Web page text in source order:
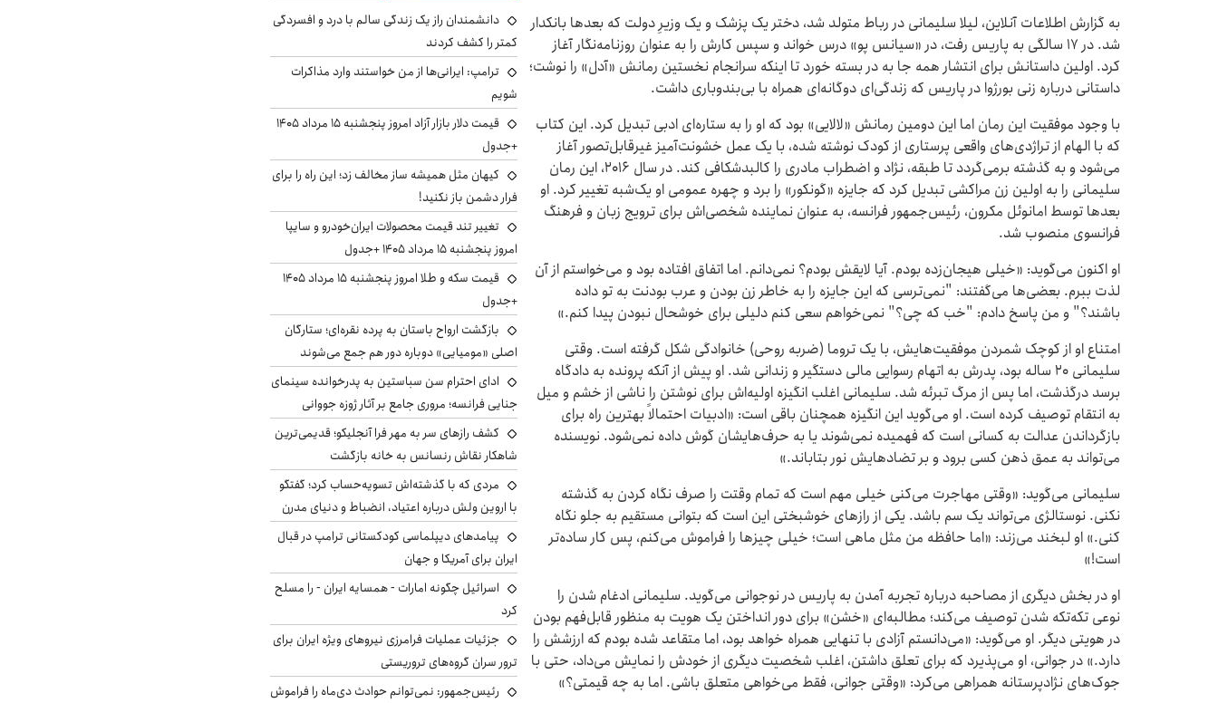
به گزارش اطلاعات آنلاین، لیلا سلیمانی در رباط متولد شد، دختر یک پزشک و یک وزیرِ دولت که بعدها بانکدار
شد. در ۱۷ سالگی به پاریس رفت، در «سیانس پو» درس خواند و سپس کارش را به عنوان روزنامه‌نگار آغاز
کرد. اولین داستانش برای انتشار همه جا به در بسته خورد تا اینکه سرانجام نخستین رمانش «آدل» را نوشت؛
داستانی درباره زنی بورژوا در پاریس که زندگی‌ای دوگانه‌ای همراه با بی‌بندوباری داشت.
با وجود موفقیت این رمان اما این دومین رمانش «لالایی» بود که او را به ستاره‌ای ادبی تبدیل کرد. این کتاب
که با الهام از تراژدی‌های واقعی پرستاری از کودک نوشته شده، با یک عمل خشونت‌آمیز غیرقابل‌تصور آغاز
می‌شود و به گذشته برمی‌گردد تا طبقه، نژاد و اضطراب مادری را کالبدشکافی کند. در سال ۲۰۱۶، این رمان
سلیمانی را به اولین زن مراکشی تبدیل کرد که جایزه «گونکور» را برد و چهره عمومی او یک‌شبه تغییر کرد. او
بعدها توسط امانوئل مکرون، رئیس‌جمهور فرانسه، به عنوان نماینده شخصی‌اش برای ترویج زبان و فرهنگ
فرانسوی منصوب شد.
او اکنون می‌گوید: «خیلی هیجان‌زده بودم. آیا لایقش بودم؟ نمی‌دانم. اما اتفاق افتاده بود و می‌خواستم از آن
لذت ببرم. بعضی‌ها می‌گفتند: "نمی‌ترسی که این جایزه را به خاطر زن بودن و عرب بودنت به تو داده
باشند؟" و من پاسخ دادم: "خب که چی؟" نمی‌خواهم سعی کنم دلیلی برای خوشحال نبودن پیدا کنم.»
امتناع او از کوچک شمردن موفقیت‌هایش، با یک تروما (ضربه روحی) خانوادگی شکل گرفته است. وقتی
سلیمانی ۲۰ ساله بود، پدرش به اتهام رسوایی مالی دستگیر و زندانی شد. او پیش از آنکه پرونده به دادگاه
برسد درگذشت، اما پس از مرگ تبرئه شد. سلیمانی اغلب انگیزه اولیه‌اش برای نوشتن را ناشی از خشم و میل
به انتقام توصیف کرده است. او می‌گوید این انگیزه همچنان باقی است: «ادبیات احتمالاً بهترین راه برای
بازگرداندن عدالت به کسانی است که فهمیده نمی‌شوند یا به حرف‌هایشان گوش داده نمی‌شود. نویسنده
می‌تواند به عمق ذهن کسی برود و بر تضادهایش نور بتاباند.»
سلیمانی می‌گوید: «وقتی مهاجرت می‌کنی خیلی مهم است که تمام وقتت را صرف نگاه کردن به گذشته
نکنی. نوستالژی می‌تواند یک سم باشد. یکی از رازهای خوشبختی این است که بتوانی مستقیم به جلو نگاه
کنی.» او لبخند می‌زند: «اما حافظه من مثل ماهی است؛ خیلی چیزها را فراموش می‌کنم، پس کار ساده‌تر
است!»
او در بخش دیگری از مصاحبه درباره تجربه آمدن به پاریس در نوجوانی می‌گوید. سلیمانی ادغام شدن را
نوعی تکه‌تکه شدن توصیف می‌کند؛ مطالبه‌ای «خشن» برای دور انداختن یک هویت به منظور قابل‌فهم بودن
در هویتی دیگر. او می‌گوید: «می‌دانستم آزادی با تنهایی همراه خواهد بود، اما متقاعد شده بودم که ارزشش را
دارد.» در جوانی، او می‌پذیرد که برای تعلق داشتن، اغلب شخصیت دیگری از خودش را نمایش می‌داد، حتی با
جوک‌های نژادپرستانه همراهی می‌کرد: «وقتی جوانی، فقط می‌خواهی متعلق باشی. اما به چه قیمتی؟»
دانشمندان راز یک زندگی سالم با درد و افسردگی
کمتر را کشف کردند
ترامپ: ایرانی‌ها از من خواستند وارد مذاکرات
شویم
قیمت دلار بازار آزاد امروز پنجشنبه ۱۵ مرداد ۱۴۰۵
+جدول
کیهان مثل همیشه ساز مخالف زد؛ این راه را برای
فرار دشمن باز نکنید!
تغییر تند قیمت محصولات ایران‌خودرو و سایپا
امروز پنجشنبه ۱۵ مرداد ۱۴۰۵ +جدول
قیمت سکه و طلا امروز پنجشنبه ۱۵ مرداد ۱۴۰۵
+جدول
بازگشت ارواح باستان به پرده نقره‌ای؛ ستارگان
اصلی «مومیایی» دوباره دور هم جمع می‌شوند
ادای احترام سن سباستین به پدرخوانده سینمای
جنایی فرانسه؛ مروری جامع بر آثار ژوزه جووانی
کشف رازهای سر به مهر فرا آنجلیکو؛ قدیمی‌ترین
شاهکار نقاش رنسانس به خانه بازگشت
مردی که با گذشته‌اش تسویه‌حساب کرد؛ گفتگو
با اروین ولش درباره اعتیاد، انضباط و دنیای مدرن
پیامدهای دیپلماسی کودکستانی ترامپ در قبال
ایران برای آمریکا و جهان
اسرائیل چگونه امارات - همسایه ایران - را مسلح
کرد
جزئیات عملیات فرامرزی نیروهای ویژه ایران برای
ترور سران گروه‌های تروریستی
رئیس‌جمهور: نمی‌توانم حوادث دی‌ماه را فراموش